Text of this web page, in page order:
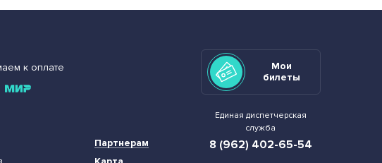
к оплате
Партнерам
Мои
билеты
Единая диспетчерская
служба
8 (962) 402-65-54